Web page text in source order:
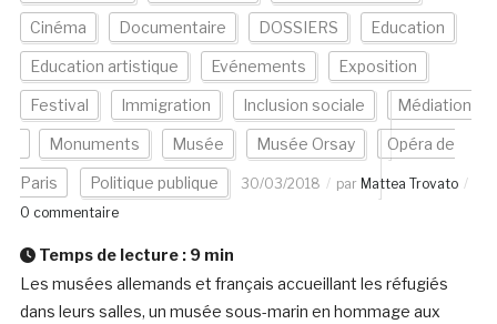
Cinéma Documentaire DOSSIERS Education
Education artistique Evénements Exposition
Festival Immigration Inclusion sociale Médiation
Monuments Musée Musée Orsay Opéra de
Paris Politique publique 30/03/2018 par Mattea Trovato
0 commentaire
Temps de lecture : 9 min
Les musées allemands et français accueillant les réfugiés
dans leurs salles, un musée sous-marin en hommage aux